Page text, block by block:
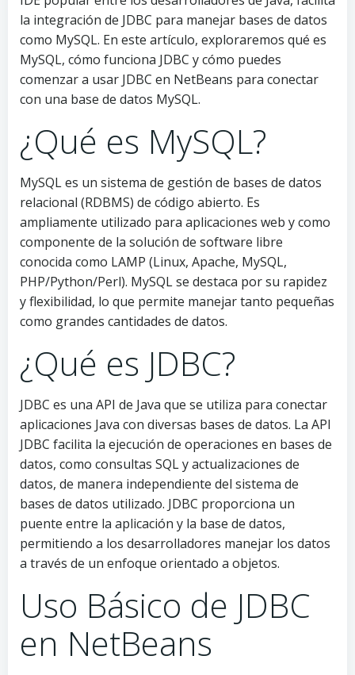
la integración de JDBC para manejar bases de datos
como MySQL. En este artículo, exploraremos qué es
MySQL, cómo funciona JDBC y cómo puedes
comenzar a usar JDBC en NetBeans para conectar
con una base de datos MySQL.
¿Qué es MySQL?
MySQL es un sistema de gestión de bases de datos
relacional (RDBMS) de código abierto. Es
ampliamente utilizado para aplicaciones web y como
componente de la solución de software libre
conocida como LAMP (Linux, Apache, MySQL,
PHP/Python/Perl). MySQL se destaca por su rapidez
y flexibilidad, lo que permite manejar tanto pequeñas
como grandes cantidades de datos.
¿Qué es JDBC?
JDBC es una API de Java que se utiliza para conectar
aplicaciones Java con diversas bases de datos. La API
JDBC facilita la ejecución de operaciones en bases de
datos, como consultas SQL y actualizaciones de
datos, de manera independiente del sistema de
bases de datos utilizado. JDBC proporciona un
puente entre la aplicación y la base de datos,
permitiendo a los desarrolladores manejar los datos
a través de un enfoque orientado a objetos.
Uso Básico de JDBC
en NetBeans